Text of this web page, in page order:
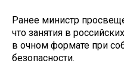
Ранее министр
что занятия в
в очном формате при
безопасности.